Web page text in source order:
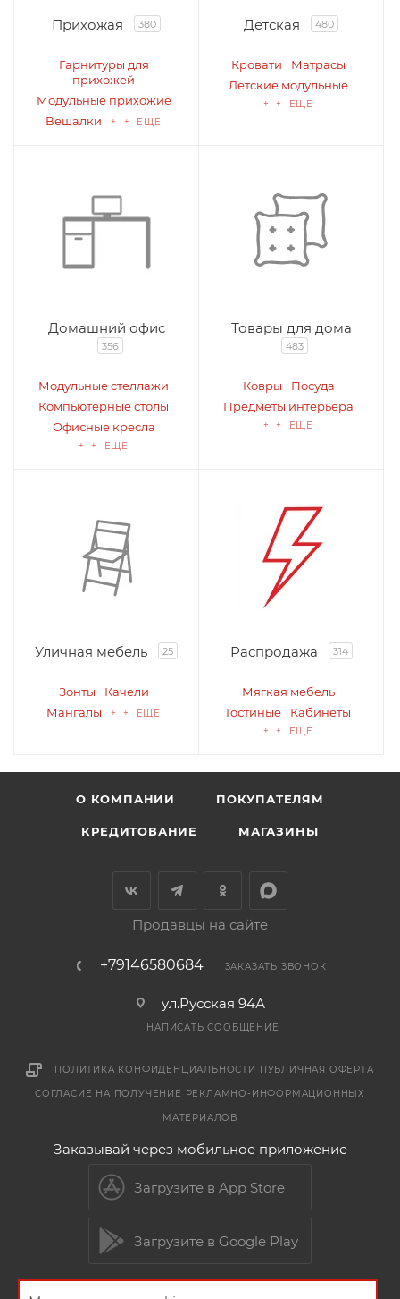
Прихожая 380
Гарнитуры для
прихожей
Модульные прихожие
Вешалки
+ + ЕЩЕ
Детская 480
Кровати
Матрасы
Детские модульные
+ + ЕЩЕ
Домашний офис
356
Модульные стеллажи
Компьютерные столы
Офисные кресла
+ + ЕЩЕ
Товары для дома
483
Ковры
Посуда
Предметы интерьера
+ + ЕЩЕ
Уличная мебель 25
Зонты
Качели
Мангалы
+ + ЕЩЕ
Распродажа 314
Мягкая мебель
Гостиные
Кабинеты
+ + ЕЩЕ
О КОМПАНИИ ПОКУПАТЕЛЯМ
КРЕДИТОВАНИЕ МАГАЗИНЫ
Продавцы на сайте
+79146580684 ЗАКАЗАТЬ ЗВОНОК
ул.Русская 94А
НАПИСАТЬ СООБЩЕНИЕ
ПОЛИТИКА КОНФИДЕНЦИАЛЬНОСТИ ПУБЛИЧНАЯ ОФЕРТА
СОГЛАСИЕ НА ПОЛУЧЕНИЕ РЕКЛАМНО-ИНФОРМАЦИОННЫХ
МАТЕРИАЛОВ
Заказывай через мобильное приложение
Загрузите в App Store
Загрузите в Google Play